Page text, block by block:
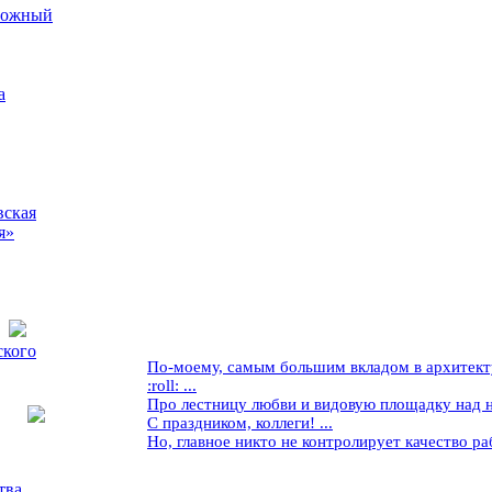
По-моему, самым большим вкладом в
:roll: ...
Про лестницу любви и видовую площадку над
С праздником, коллеги! ...
Но, главное никто не контролирует качество